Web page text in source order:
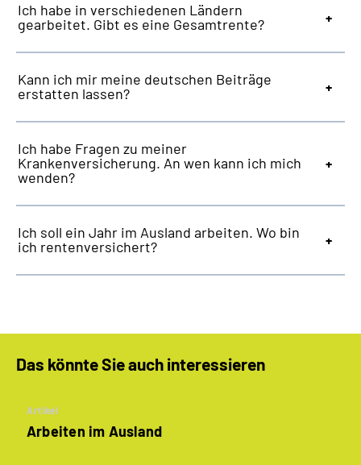
Ich habe in verschiedenen Ländern
gearbeitet. Gibt es eine Gesamtrente?
Kann ich mir meine deutschen Beiträge
erstatten lassen?
Ich habe Fragen zu meiner
Krankenversicherung. An wen kann ich mich
wenden?
Ich soll ein Jahr im Ausland arbeiten. Wo bin
ich rentenversichert?
Das könnte Sie auch interessieren
Artikel
Arbeiten im Ausland